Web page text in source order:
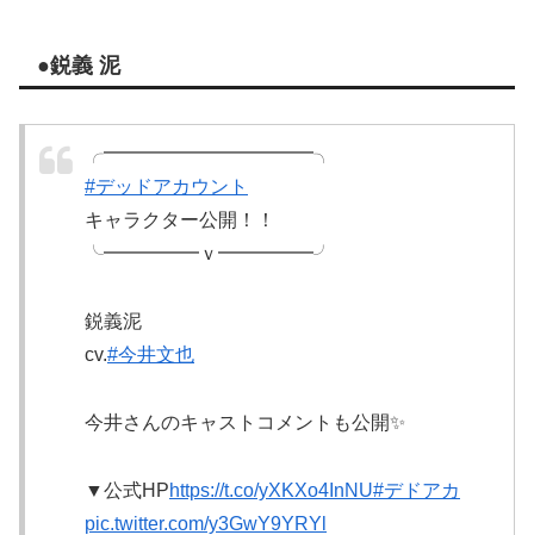
●鋭義 泥
╭━━━━━━━━━━━╮
#デッドアカウント
キャラクター公開！！
╰━━━━━ｖ━━━━━╯
鋭義泥
cv.#今井文也
今井さんのキャストコメントも公開✨
▼公式HPhttps://t.co/yXKXo4InNU#デドアカ
pic.twitter.com/y3GwY9YRYl